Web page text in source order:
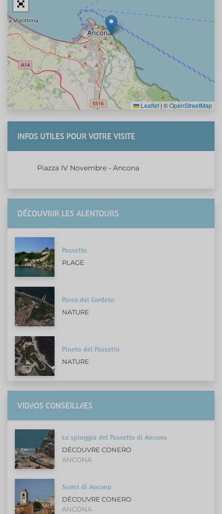
Leaflet | ©OpenStreetMap
INFOS UTILES POUR VOTRE VISITE
Piazza IV Novembre - Ancona
DÉCOUVRIR LES ALENTOURS
Passetto
PLAGE
Parco del Cardeto
NATURE
Pineta del Passetto
NATURE
VIDéOS CONSEILLéES
La spiaggia del Passetto di Ancona
DÉCOUVRE CONERO
ANCONA
Scorci di Ancona
DÉCOUVRE CONERO
ANCONA